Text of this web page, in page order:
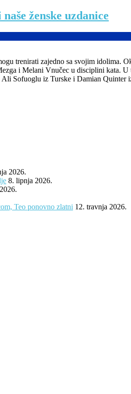
ženske uzdanice
trenirati zajedno sa svojim idolima.
i Melani Vnučec u disciplini kata.
Sofuoglu iz Turske i Damian Quinter
2026.
8. lipnja 2026.
Teo ponovno zlatni 12. travnja 2026.